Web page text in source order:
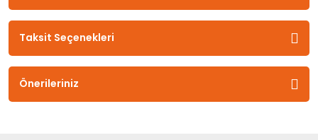
Taksit Seçenekleri
Önerileriniz